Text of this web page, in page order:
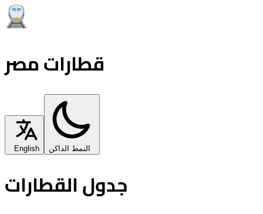
قطارات مصر
English النمط الداكن
جدول القطارات